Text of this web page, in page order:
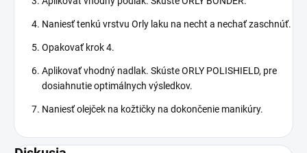
Naniesť tenkú vrstvu Orly laku na necht a nechať zaschnúť.
Opakovať krok 4.
Aplikovať vhodný nadlak. Skúste ORLY POLISHIELD, pre
dosiahnutie optimálnych výsledkov.
Naniesť olejček na kožtičky na dokončenie manikúry.